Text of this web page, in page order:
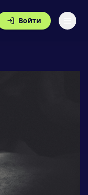
Войти